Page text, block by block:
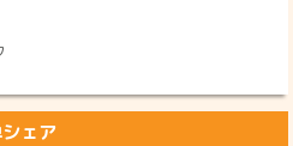
ェア